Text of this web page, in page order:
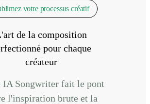
votre processus créatif
de la composition
pour chaque
créateur
IA Songwriter fait le pont
l'inspiration brute et la